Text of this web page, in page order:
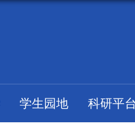
学生园地 科研平台